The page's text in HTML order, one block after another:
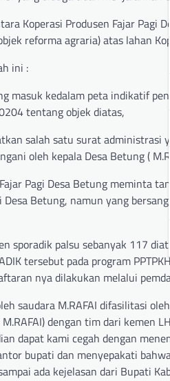
Koperasi Produsen Fajar Pagi
reforma agraria) atas lahan
ini :
masuk kedalam peta indikatif
tentang objek diatas,
salah satu surat administrasi
oleh kepala Desa Betung (
Pagi Desa Betung meminta
Betung, namun yang
sporadik palsu sebanyak 117
tersebut pada program
nya dilakukan melalui
saudara M.RAFAI difasilitasi
dengan tim dari kemen
dapat kami cegah dengan
bupati dan menyepakati
ada kejelasan dari Bupati